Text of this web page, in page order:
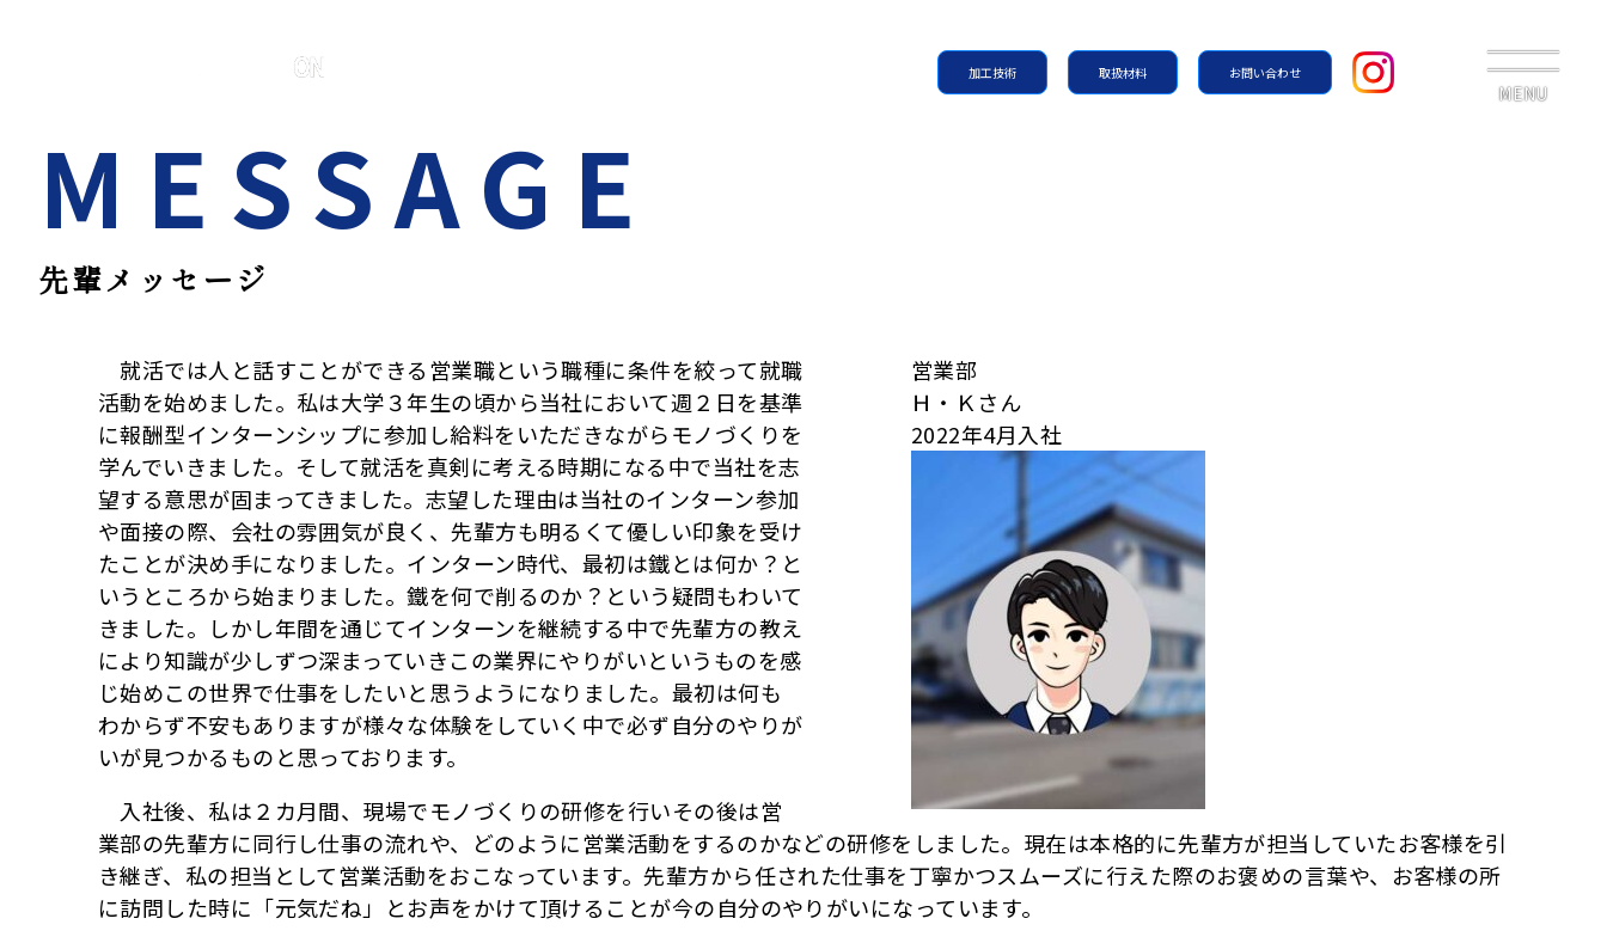
加工技術 取扱材料 お問い合わせ
先輩メッセージ
営業部
Ｈ・Ｋさん
2022年4月入社
就活では人と話すことができる営業職という職種に条件を絞って就職
活動を始めました。私は大学３年生の頃から当社において週２日を基準
に報酬型インターンシップに参加し給料をいただきながらモノづくりを
学んでいきました。そして就活を真剣に考える時期になる中で当社を志
望する意思が固まってきました。志望した理由は当社のインターン参加
や面接の際、会社の雰囲気が良く、先輩方も明るくて優しい印象を受け
たことが決め手になりました。インターン時代、最初は鐵とは何か？と
いうところから始まりました。鐵を何で削るのか？という疑問もわいて
きました。しかし年間を通じてインターンを継続する中で先輩方の教え
により知識が少しずつ深まっていきこの業界にやりがいというものを感
じ始めこの世界で仕事をしたいと思うようになりました。最初は何も
わからず不安もありますが様々な体験をしていく中で必ず自分のやりが
いが見つかるものと思っております。
入社後、私は２カ月間、現場でモノづくりの研修を行いその後は営
業部の先輩方に同行し仕事の流れや、どのように営業活動をするのかなどの研修をしました。現在は本格的に先輩方が担当していたお客様を引
き継ぎ、私の担当として営業活動をおこなっています。先輩方から任された仕事を丁寧かつスムーズに行えた際のお褒めの言葉や、お客様の所
に訪問した時に「元気だね」とお声をかけて頂けることが今の自分のやりがいになっています。